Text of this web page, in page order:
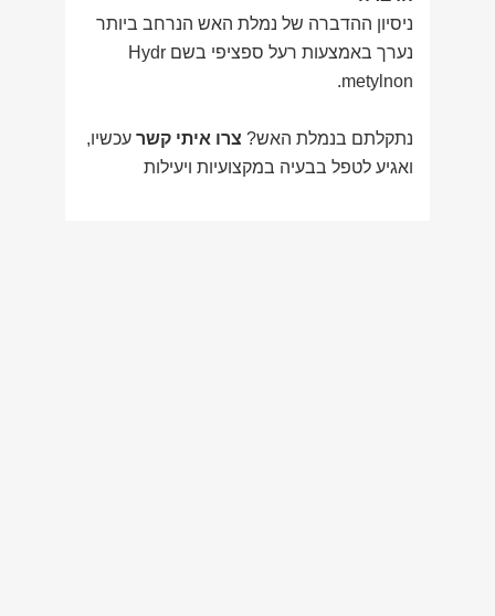
ניסיון ההדברה של נמלת האש הנרחב ביותר
נערך באמצעות רעל ספציפי בשם Hydr
metylnon.
נתקלתם בנמלת האש? צרו איתי קשר עכשיו,
ואגיע לטפל בבעיה במקצועיות ויעילות